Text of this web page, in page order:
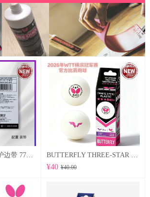
蝴蝶Butterfly 强力护边带 77500 POWER TAPE SP Ⅱ
¥40 ¥40.00